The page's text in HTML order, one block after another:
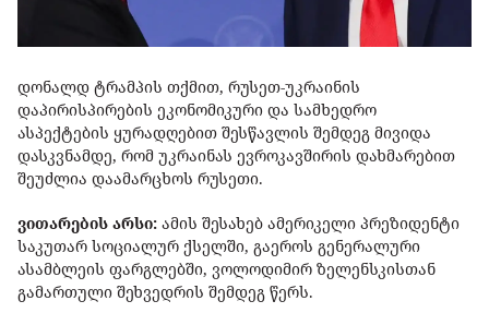
დონალდ ტრამპის თქმით, რუსეთ-უკრაინის
დაპირისპირების ეკონომიკური და სამხედრო
ასპექტების ყურადღებით შესწავლის შემდეგ მივიდა
დასკვნამდე, რომ უკრაინას ევროკავშირის დახმარებით
შეუძლია დაამარცხოს რუსეთი.
ვითარების არსი: ამის შესახებ ამერიკელი პრეზიდენტი
საკუთარ სოციალურ ქსელში, გაეროს გენერალური
ასამბლეის ფარგლებში, ვოლოდიმირ ზელენსკისთან
გამართული შეხვედრის შემდეგ წერს.